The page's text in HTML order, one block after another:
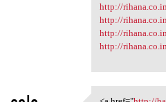
http://
http://
http://
http://